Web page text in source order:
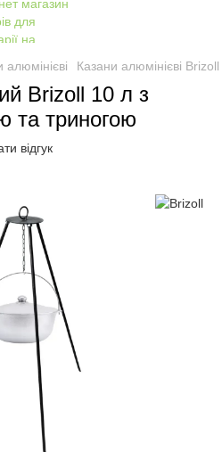
алюмінієві Казани алюмінієві Brizoll
Brizoll 10 л з
та триногою
відгук